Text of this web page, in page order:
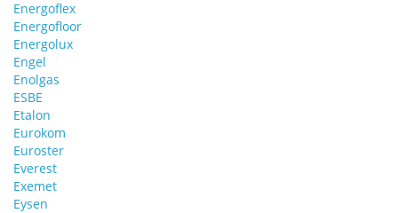
Energoflex
Energofloor
Energolux
Engel
Enolgas
ESBE
Etalon
Eurokom
Euroster
Everest
Exemet
Eysen